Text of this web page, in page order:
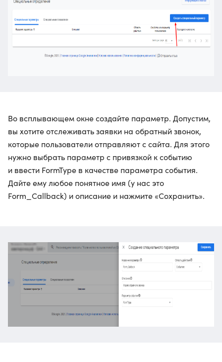
Во всплывающем окне создайте параметр. Допустим,
вы хотите отслеживать заявки на обратный звонок,
которые пользователи отправляют с сайта. Для этого
нужно выбрать параметр с привязкой к событию
и ввести FormType в качестве параметра события.
Дайте ему любое понятное имя (у нас это
Form_Callback) и описание и нажмите «Сохранить».